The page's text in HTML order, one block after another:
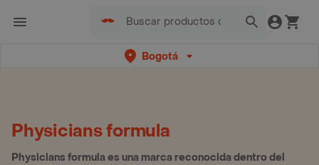
Bogotá
Physicians formula
Physicians formula es una marca reconocida dentro del